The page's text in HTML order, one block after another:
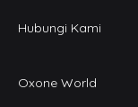
Hubungi Kami
Oxone World